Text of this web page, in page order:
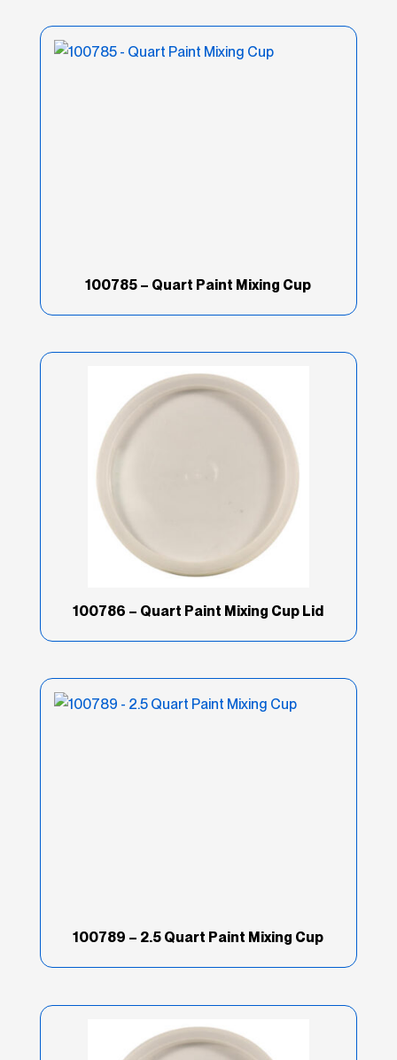
100785 – Quart Paint Mixing Cup
100786 – Quart Paint Mixing Cup Lid
100789 – 2.5 Quart Paint Mixing Cup